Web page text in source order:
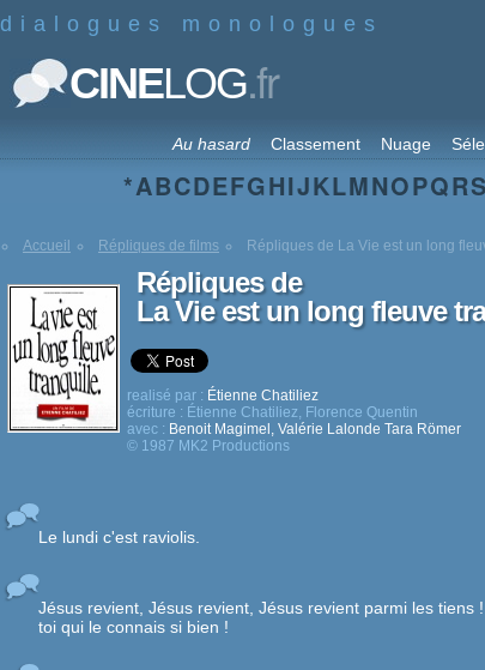
dialogues monologues
CINELOG.fr
Au hasard Classement Nuage
*ABCDEFGHIJKLMNOPQRS
Accueil Répliques de films Répliques de La Vie est un long
Répliques de
La Vie est un long fleuve
realisé par : Étienne Chatiliez
écriture : Étienne Chatiliez, Florence Quentin
avec : Benoit Magimel , Valérie Lalonde Tara Römer
© 1987 MK2 Productions
Le lundi c'est raviolis.
Jésus revient, Jésus revient, Jésus revient parmi les tiens
toi qui le connais si bien !